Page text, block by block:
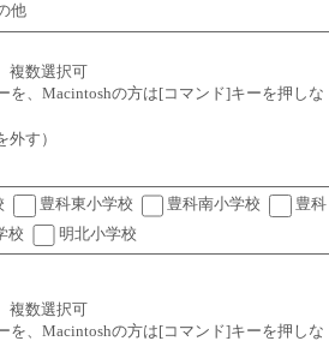
他
複数選択可
を、Macintoshの方は[コマンド]キーを押しな
す）
豊科東小学校 豊科南小学校
豊科
校 明北小学校
複数選択可
を、Macintoshの方は[コマンド]キーを押しな